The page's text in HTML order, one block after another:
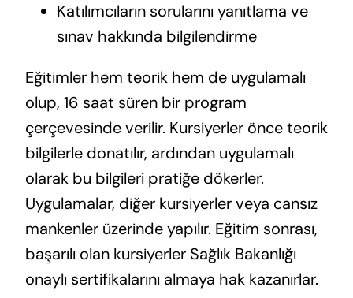
Katılımcıların sorularını yanıtlama ve
sınav hakkında bilgilendirme
Eğitimler hem teorik hem de uygulamalı
olup, 16 saat süren bir program
çerçevesinde verilir. Kursiyerler önce teorik
bilgilerle donatılır, ardından uygulamalı
olarak bu bilgileri pratiğe dökerler.
Uygulamalar, diğer kursiyerler veya cansız
mankenler üzerinde yapılır. Eğitim sonrası,
başarılı olan kursiyerler Sağlık Bakanlığı
onaylı sertifikalarını almaya hak kazanırlar.